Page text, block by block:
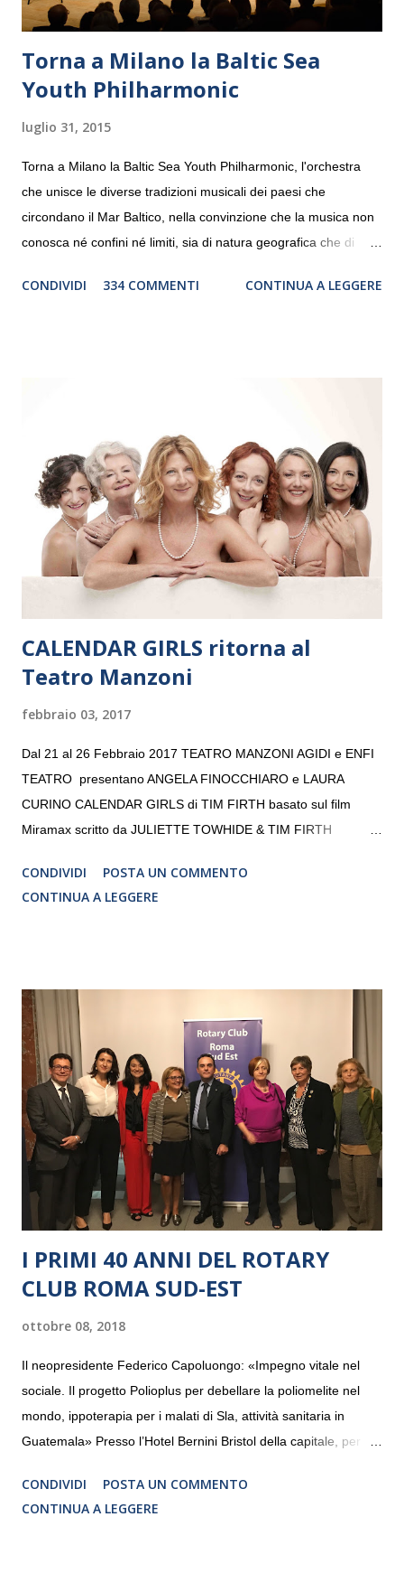
Torna a Milano la Baltic Sea
Youth Philharmonic
luglio 31, 2015
Torna a Milano la Baltic Sea Youth Philharmonic, l'orchestra
che unisce le diverse tradizioni musicali dei paesi che
circondano il Mar Baltico, nella convinzione che la musica non
conosca né confini né limiti, sia di natura geografica che di
debutterà il 10 settembre a Heiden, in Germania, e toccherà, in
“Settembre dell’Accademia” dove si esibirà per il secondo anno
consecutivo. Il pubblico milanese avrà il piacere di applaudire i
giovani artisti della Baltic Sea Youth Philharmonic per la quarta
volta. L’orchestra, fondata nel 2008 da Kristjan Järvi (affiancato
da un prestigioso consiglio di consulent...
CONDIVIDI 334 COMMENTI CONTINUA A LEGGERE
CALENDAR GIRLS ritorna al
Teatro Manzoni
febbraio 03, 2017
Dal 21 al 26 Febbraio 2017 TEATRO MANZONI AGIDI e ENFI
TEATRO presentano ANGELA FINOCCHIARO e LAURA
CURINO CALENDAR GIRLS di TIM FIRTH basato sul film
Miramax scritto da JULIETTE TOWHIDE & TIM FIRTH
CRISTINA PEZZOLI
CONDIVIDI
POSTA UN COMMENTO
CONTINUA A LEGGERE
I PRIMI 40 ANNI DEL ROTARY
CLUB ROMA SUD-EST
ottobre 08, 2018
Il neopresidente Federico Capoluongo: «Impegno vitale nel
sociale. Il progetto Polioplus per debellare la poliomelite nel
mondo, ippoterapia per i malati di Sla, attività sanitaria in
Guatemala» Presso l’Hotel Bernini Bristol della capitale, per la
programmazione del Rotary Club Roma Sud-Est che festeggia
i quaranta anni di attività. Un’occasione per raccontare al
CONDIVIDI
POSTA UN COMMENTO
CONTINUA A LEGGERE